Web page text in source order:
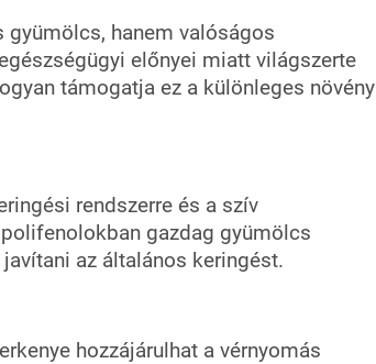
gyümölcs, hanem valóságos
előnyei miatt világszerte
támogatja ez a különleges növény
rendszerre és a szív
gazdag gyümölcs
az általános keringést.
hozzájárulhat a vérnyomás